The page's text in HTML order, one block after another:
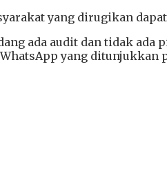
yang dirugikan
ada audit dan tidak ada
yang ditunjukkan